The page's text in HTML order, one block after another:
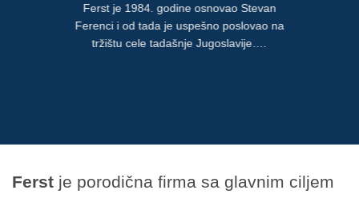
Ferst je 1984. godine osnovao Stevan
Ferenci i od tada je uspešno poslovao na
tržištu cele tadašnje Jugoslavije….
Ferst je porodična firma sa glavnim ciljem